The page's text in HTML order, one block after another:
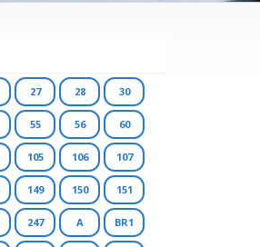
27 28 30
55 56 60
105 106 107
149 150 151
247 A BR1